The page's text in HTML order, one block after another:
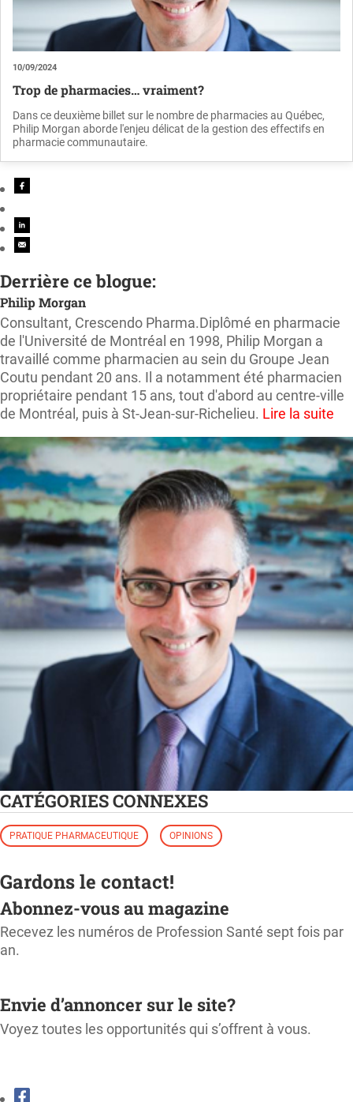
10/09/2024
Trop de pharmacies… vraiment?
Dans ce deuxième billet sur le nombre de pharmacies au Québec,
Philip Morgan aborde l'enjeu délicat de la gestion des effectifs en
pharmacie communautaire.
Derrière ce blogue:
Philip Morgan
Consultant, Crescendo Pharma.Diplômé en pharmacie
de l'Université de Montréal en 1998, Philip Morgan a
travaillé comme pharmacien au sein du Groupe Jean
Coutu pendant 20 ans. Il a notamment été pharmacien
propriétaire pendant 15 ans, tout d'abord au centre-ville
de Montréal, puis à St-Jean-sur-Richelieu. Lire la suite
CATÉGORIES CONNEXES
PRATIQUE PHARMACEUTIQUE OPINIONS
Gardons le contact!
Abonnez-vous au magazine
Recevez les numéros de Profession Santé sept fois par
an.
Envie d’annoncer sur le site?
Voyez toutes les opportunités qui s’offrent à vous.